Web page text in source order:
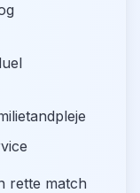
rette match